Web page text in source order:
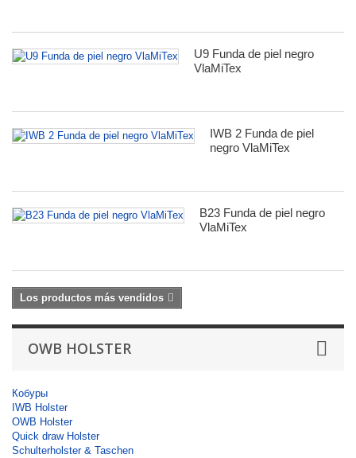
U9 Funda de piel negro
VlaMiTex
IWB 2 Funda de piel
negro VlaMiTex
B23 Funda de piel negro
VlaMiTex
Los productos más vendidos
OWB HOLSTER
Кобуры
IWB Holster
OWB Holster
Quick draw Holster
Schulterholster & Taschen